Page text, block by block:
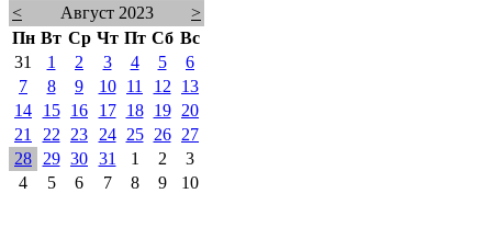
< Август 2023
>
Пн Вт Ср Чт Пт Сб Вс
31
1 2 3 4 5
6
7
8 9 10 11 12
13
14
15 16 17 18 19
20
21
22 23 24 25 26
27
28
29 30 31 1 2
3
4
5 6 7 8 9 10